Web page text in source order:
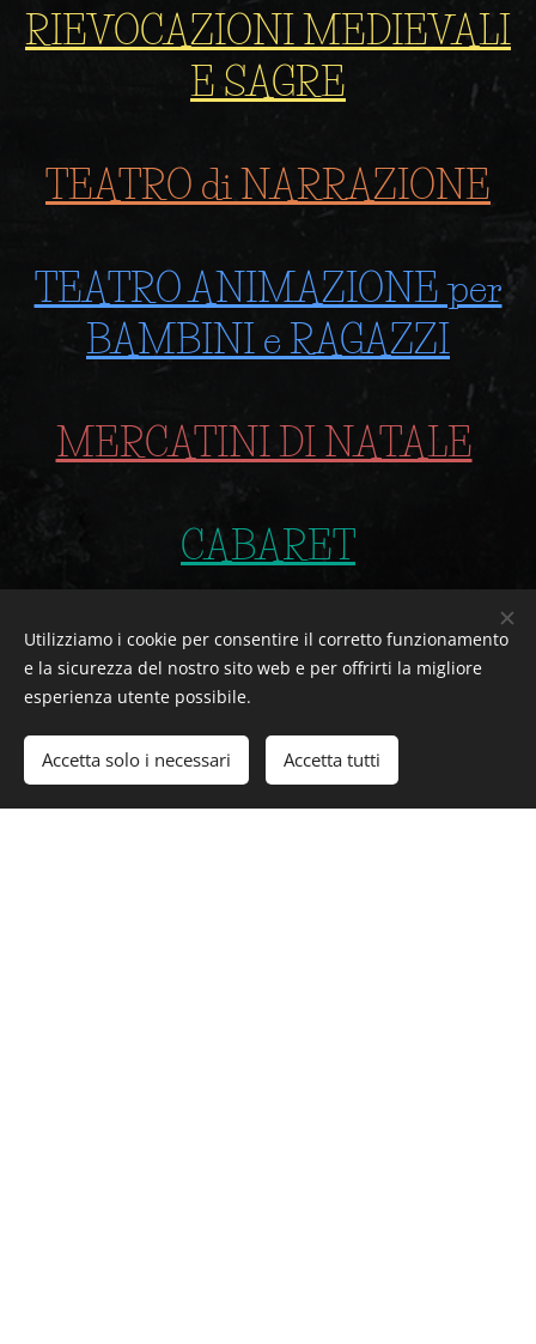
RIEVOCAZIONI MEDIEVALI
E SAGRE
TEATRO di NARRAZIONE
TEATRO ANIMAZIONE per
BAMBINI e RAGAZZI
MERCATINI DI NATALE
CABARET
MATRIMONI FESTE EVENTI
CENE
Utilizziamo i cookie per consentire il corretto funzionamento
e la sicurezza del nostro sito web e per offrirti la migliore
esperienza utente possibile.
Accetta solo i necessari Accetta tutti